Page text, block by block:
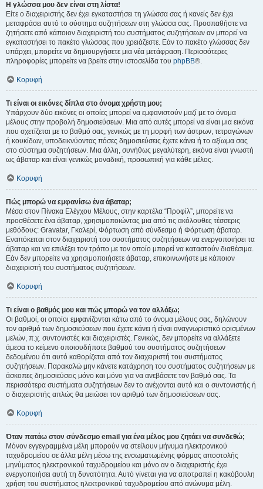
Η γλώσσα μου δεν είναι στη λίστα!
Είτε ο διαχειριστής δεν έχει εγκαταστήσει τη γλώσσα σας ή κανείς δεν έχει
μεταφράσει αυτό το σύστημα συζητήσεων στη γλώσσα σας. Προσπαθήστε να
ζητήσετε από κάποιον διαχειριστή του συστήματος συζητήσεων αν μπορεί να
εγκαταστήσει το πακέτο γλώσσας που χρειάζεστε. Εάν το πακέτο γλώσσας δεν
υπάρχει, μπορείτε να δημιουργήσετε μια νέα μετάφραση. Περισσότερες
πληροφορίες μπορείτε να βρείτε στην ιστοσελίδα του phpBB®.
Κορυφή
Τι είναι οι εικόνες δίπλα στο όνομα χρήστη μου;
Υπάρχουν δύο εικόνες οι οποίες μπορεί να εμφανιστούν μαζί με το όνομα
μέλους στην προβολή δημοσιεύσεων. Μια από αυτές μπορεί να είναι μια εικόνα
που σχετίζεται με το βαθμό σας, γενικώς με τη μορφή των άστρων, τετραγώνων
ή κουκίδων, υποδεικνύοντας πόσες δημοσιεύσεις έχετε κάνει ή το αξίωμα σας
στο σύστημα συζητήσεων. Μια άλλη, συνήθως μεγαλύτερη, εικόνα είναι γνωστή
ως άβαταρ και είναι γενικώς μοναδική, προσωπική για κάθε μέλος.
Κορυφή
Πώς μπορώ να εμφανίσω ένα άβαταρ;
Μέσα στον Πίνακα Ελέγχου Μέλους, στην καρτέλα “Προφίλ”, μπορείτε να
προσθέσετε ένα άβαταρ, χρησιμοποιώντας μια από τις ακόλουθες τέσσερις
μεθόδους: Gravatar, Γκαλερί, Φόρτωση από σύνδεσμο ή Φόρτωση άβαταρ.
Εναπόκειται στον διαχειριστή του συστήματος συζητήσεων να ενεργοποιήσει τα
άβαταρ και να επιλέξει τον τρόπο με τον οποίο μπορεί να καταστούν διαθέσιμα.
Εάν δεν μπορείτε να χρησιμοποιήσετε άβαταρ, επικοινωνήστε με κάποιον
διαχειριστή του συστήματος συζητήσεων.
Κορυφή
Τι είναι ο βαθμός μου και πώς μπορώ να τον αλλάξω;
Οι βαθμοί, οι οποίοι εμφανίζονται κάτω από το όνομα μέλους σας, δηλώνουν
τον αριθμό των δημοσιεύσεων που έχετε κάνει ή είναι αναγνωριστικό ορισμένων
μελών, π.χ. συντονιστές και διαχειριστές. Γενικώς, δεν μπορείτε να αλλάξετε
άμεσα το κείμενο οποιουδήποτε βαθμού του συστήματος συζητήσεων
δεδομένου ότι αυτό καθορίζεται από τον διαχειριστή του συστήματος
συζητήσεων. Παρακαλώ μην κάνετε κατάχρηση του συστήματος συζητήσεων με
άσκοπες δημοσιεύσεις μόνο και μόνο για να ανεβάσετε τον βαθμό σας. Τα
περισσότερα συστήματα συζητήσεων δεν το ανέχονται αυτό και ο συντονιστής ή
ο διαχειριστής απλώς θα μειώσει τον αριθμό των δημοσιεύσεων σας.
Κορυφή
Όταν πατάω στον σύνδεσμο email για ένα μέλος μου ζητάει να συνδεθώ;
Μόνον εγγεγραμμένα μέλη μπορούν να στείλουν μήνυμα ηλεκτρονικού
ταχυδρομείου σε άλλα μέλη μέσω της ενσωματωμένης φόρμας αποστολής
μηνύματος ηλεκτρονικού ταχυδρομείου και μόνο αν ο διαχειριστής έχει
ενεργοποιήσει αυτή τη δυνατότητα. Αυτό γίνεται για να αποτραπεί η κακόβουλη
χρήση του συστήματος ηλεκτρονικού ταχυδρομείου από ανώνυμα μέλη.